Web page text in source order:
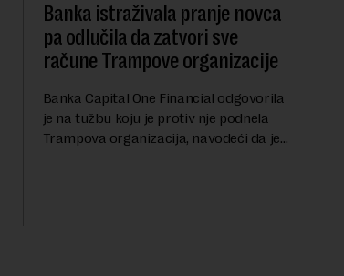
Banka istraživala pranje novca
pa odlučila da zatvori sve
račune Trampove organizacije
Banka Capital One Financial odgovorila
je na tužbu koju je protiv nje podnela
Trampova organizacija, navodeći da je